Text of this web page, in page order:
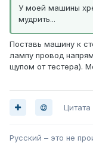
У моей машины
мудрить...
Поставь машину к
лампу провод
щупом от тестера).
Цитата
Русский – это не